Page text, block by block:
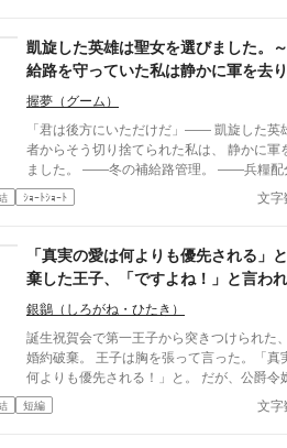
に、エリアーヌは静か
凱旋した英雄は聖女を選びました。
給路を守っていた私は静かに軍を去
握夢（グーム）
「君は後方にいただけだ」―― 凱旋した英雄の婚約
者からそう切り捨てられた私は、 静かに軍
ました。 ――冬の補給路管理。 ――兵糧配分。 ――
医薬品輸送。 ――損耗率管理。 全部、私の仕事だっ
たのですが。 三週間後、 王国軍は補給崩壊。 「なぜ
お聞きしますが、 今まで“なぜか全部上手
た”理由を、 一度でも考えたことはありました
れは、 誰にも評価されなかった兵站官（へ
ん）が、 隣国の辺境伯にだけ価値を見抜か
を取り戻す物語。 今更「戻ってきてくれ」と泣きつ
かれても、 私は隣国の最高機密ですので
ｼｮｰﾄｼｮｰﾄ 文字
「真実の愛は何よりも優先される」
棄した王子、「ですよね！」と言われ
銀鶲（しろがね・ひたき）
誕生祝賀会で第一王子から突きつけられた
婚約破棄。 王子は胸を張って言った。「真実の愛は
何よりも優先される！」と。 ​だが、公爵令嬢も、そ
の父である宰相も、そして偶然（？）その
せた隣国の第二王子も、全員が内心でガッ
短編 文字